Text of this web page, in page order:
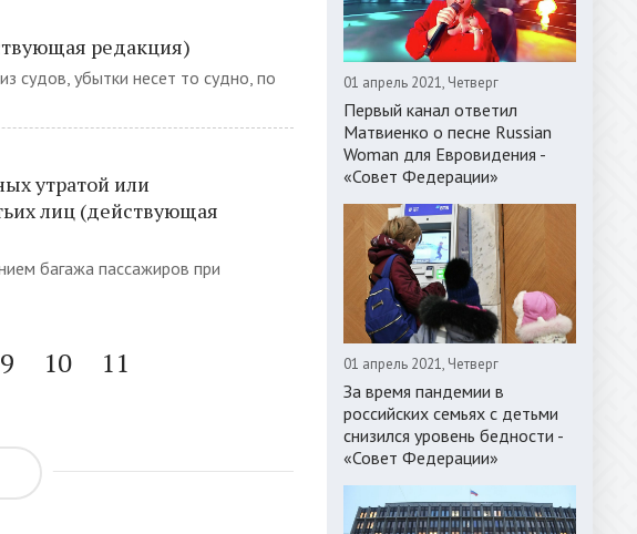
редакция)
судов, убытки несет то судно, по
утратой или
лиц (действующая
багажа пассажиров при
9 10 11
01 апрель 2021, Четверг
Первый канал ответил
Матвиенко о песне Russian
Woman для Евровидения -
«Совет Федерации»
01 апрель 2021, Четверг
За время пандемии в
российских семьях с детьми
снизился уровень бедности -
«Совет Федерации»